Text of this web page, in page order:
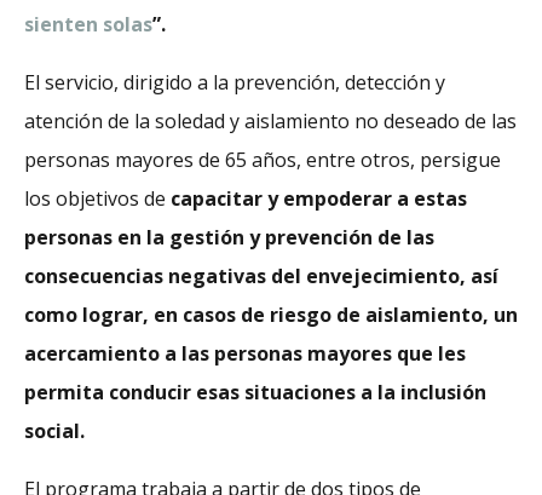
sienten solas”.
El servicio, dirigido a la prevención, detección y
atención de la soledad y aislamiento no deseado de las
personas mayores de 65 años, entre otros, persigue
los objetivos de capacitar y empoderar a estas
personas en la gestión y prevención de las
consecuencias negativas del envejecimiento, así
como lograr, en casos de riesgo de aislamiento, un
acercamiento a las personas mayores que les
permita conducir esas situaciones a la inclusión
social.
El programa trabaja a partir de dos tipos de